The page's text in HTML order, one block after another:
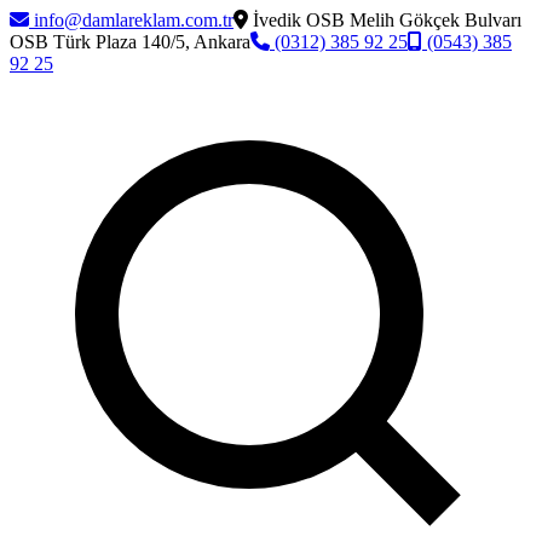
info@damlareklam.com.tr
İvedik OSB Melih Gökçek Bulvarı
OSB Türk Plaza 140/5, Ankara
(0312) 385 92 25
(0543) 385
92 25